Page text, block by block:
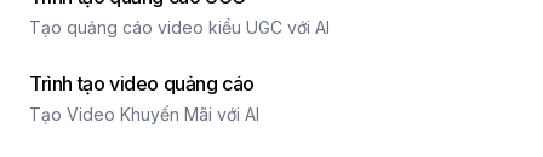
Tạo quảng cáo video kiểu UGC với AI
Trình tạo video quảng cáo
Tạo Video Khuyến Mãi với AI